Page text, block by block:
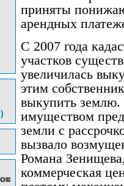
приняты
арендных
С 2007 года
участков
увеличилась
этим
выкупить
имуществом
земли с
вызвало
Романа
коммерческая